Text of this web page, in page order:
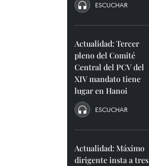
ESCUCHAR
Actualidad: Tercer
pleno del Comité
Central del PCV del
XIV mandato tiene
lugar en Hanoi
ESCUCHAR
Actualidad: Máximo
dirigente insta a tres